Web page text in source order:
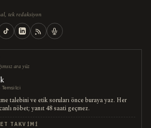
tek redaksiyon
ara yüz
Temsilci
talebini ve etik soruları önce buraya yaz. Her
nöbet; yanıt 48 saati geçmez.
TAKVIMI